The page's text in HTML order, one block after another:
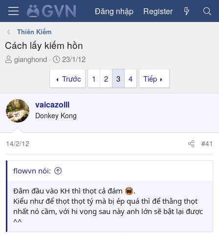
Đăng nhập Register
Thiên Kiếm
Cách lấy kiếm hồn
T
a
d
s
t
a
t
e
gianghond
N
g
à
y
g
ử
i
23/1/12
Trước
1 2 3 4 Tiếp
vaicazolll
Donkey Kong
14/2/12 #41
flowvn nói:
Đâm đầu vào KH thì thọt cả đám
.
Kiểu như để thọt thọt tý mà bị ép quá thì để thằng thọt
nhất nó cầm, với hi vọng sau này anh lớn sẽ bật lại được
^^